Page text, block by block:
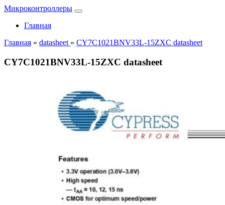
Микроконтроллеры
Главная
Главная » datasheet » CY7C1021BNV33L-15ZXC datasheet
CY7C1021BNV33L-15ZXC datasheet